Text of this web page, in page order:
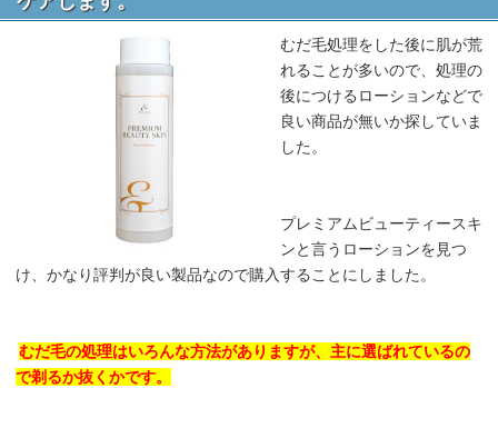
むだ毛処理をした後に肌が荒
れることが多いので、処理の
後につけるローションなどで
良い商品が無いか探していま
した。
プレミアムビューティースキ
ンと言うローションを見つ
け、かなり評判が良い製品なので購入することにしました。
むだ毛の処理はいろんな方法がありますが、主に選ばれているの
で剃るか抜くかです。